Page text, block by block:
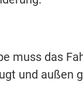
muss das
und außen